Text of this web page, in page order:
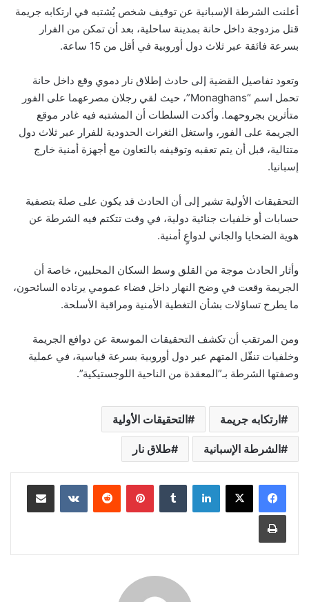
أعلنت الشرطة الإسبانية عن توقيف شخص يُشتبه في ارتكابه جريمة
قتل مزدوجة داخل حانة بمدينة ساحلية، بعد أن تمكن من الفرار
بسرعة فائقة عبر ثلاث دول أوروبية في أقل من 15 ساعة.
وتعود تفاصيل القضية إلى حادث إطلاق نار دموي وقع داخل حانة
تحمل اسم “Monaghans”، حيث لقي رجلان مصرعهما على الفور
متأثرين بجروحهما. وأكدت السلطات أن المشتبه فيه غادر موقع
الجريمة على الفور، واستغل الثغرات الحدودية للفرار عبر ثلاث دول
متتالية، قبل أن يتم تعقبه وتوقيفه بالتعاون مع أجهزة أمنية خارج
إسبانيا.
التحقيقات الأولية تشير إلى أن الحادث قد يكون على صلة بتصفية
حسابات أو خلفيات جنائية دولية، في وقت تتكتم فيه الشرطة عن
هوية الضحايا والجاني لدواعٍ أمنية.
وأثار الحادث موجة من القلق وسط السكان المحليين، خاصة أن
الجريمة وقعت في وضح النهار داخل فضاء عمومي يرتاده السائحون،
ما يطرح تساؤلات بشأن التغطية الأمنية ومراقبة الأسلحة.
ومن المرتقب أن تكشف التحقيقات الموسعة عن دوافع الجريمة
وخلفيات تنقّل المتهم عبر دول أوروبية بسرعة قياسية، في عملية
وصفتها الشرطة بـ”المعقدة من الناحية اللوجستيكية”.
ارتكابه جريمة التحقيقات الأولية
الشرطة الإسبانية طلاق نار
لينكدإن بينتيريست مشاركة عبر البريد
طباعة